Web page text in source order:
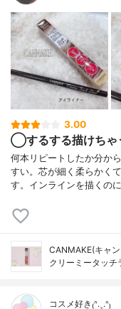
3.00
◯するする描けち
何本リピートしたか分か
すい。芯が細く柔らかく
す。インラインを描くの
CANMAKE(キャ
クリーミータッチ
コスメ好き₍ᐢ.ˬ.ᐢ₎